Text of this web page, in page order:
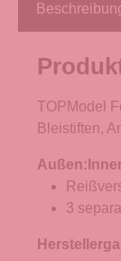
TOPModel
Bleistiften,
Außen:
3